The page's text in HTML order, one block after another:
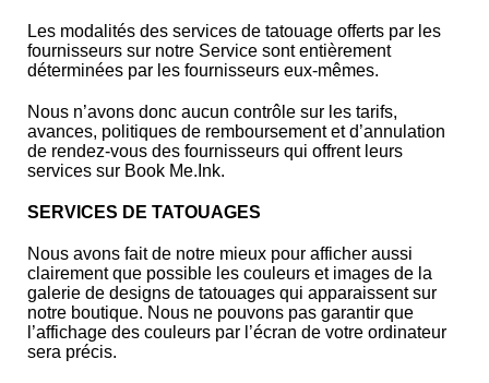
Les modalités des services de tatouage offerts par les
fournisseurs sur notre Service sont entièrement
déterminées par les fournisseurs eux-mêmes.
Nous n’avons donc aucun contrôle sur les tarifs,
avances, politiques de remboursement et d’annulation
de rendez-vous des fournisseurs qui offrent leurs
services sur Book Me.Ink.
SERVICES DE TATOUAGES
Nous avons fait de notre mieux pour afficher aussi
clairement que possible les couleurs et images de la
galerie de designs de tatouages qui apparaissent sur
notre boutique. Nous ne pouvons pas garantir que
l’affichage des couleurs par l’écran de votre ordinateur
sera précis.